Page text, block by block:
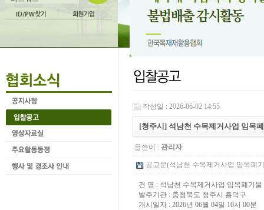
작성일 : 2026-06-02 14:55
[청주시] 석남천 수목제거사업 임목
글쓴이 : 관리자
공고문(석남천 수목제거사업 임목폐
건 명 : 석남천 수목제거사업 임목폐기
발주기관 : 충청북도 청주시 흥덕구
개시일자 : 2026년 06월 04일 10시 00분